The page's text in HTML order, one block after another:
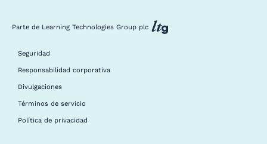
Parte de Learning Technologies Group plc
Seguridad
Responsabilidad corporativa
Divulgaciones
Términos de servicio
Política de privacidad